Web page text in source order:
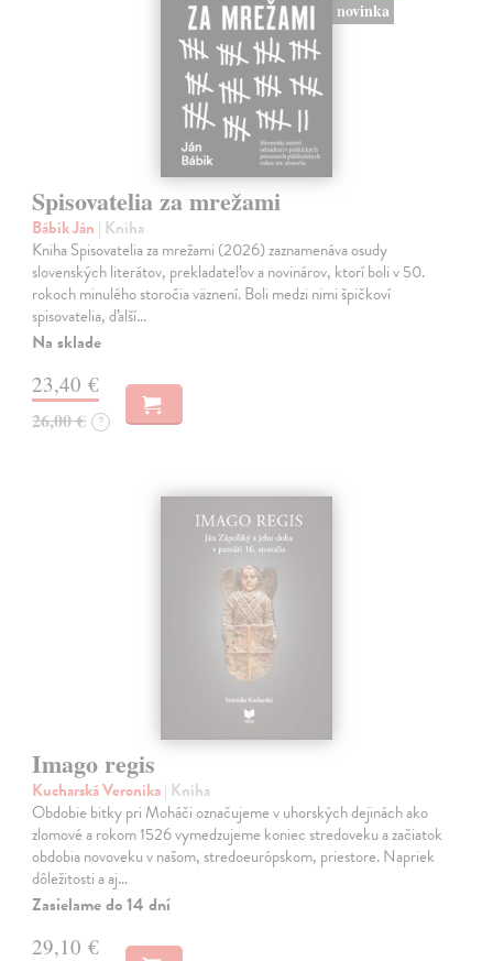
novinka
Spisovatelia za mrežami
Bábik Ján | Kniha
Kniha Spisovatelia za mrežami (2026) zaznamenáva osudy
slovenských literátov, prekladateľov a novinárov, ktorí boli v 50.
rokoch minulého storočia väznení. Boli medzi nimi špičkoví
spisovatelia, ďalší…
Na sklade
23,40 €
26,00 € ?
Imago regis
Kucharská Veronika| Kniha
Obdobie bitky pri Moháči označujeme v uhorských dejinách ako
zlomové a rokom 1526 vymedzujeme koniec stredoveku a začiatok
obdobia novoveku v našom, stredoeurópskom, priestore. Napriek
dôležitosti a aj…
Zasielame do 14 dní
29,10 €